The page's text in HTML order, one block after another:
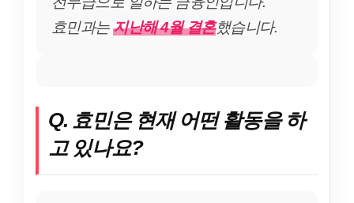
효민과는지난해 4월 결혼했습니다.
Q. 효민은 현재 어떤 활동을 하
고 있나요?